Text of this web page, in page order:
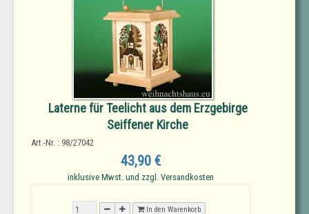
Laterne für Teelicht aus dem Erzgebirge
Seiffener Kirche
Art.-Nr. : 98/27042
43,90 €
inklusive Mwst. und zzgl. Versandkosten
In den Warenkorb